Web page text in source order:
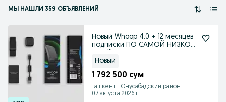
МЫ НАШЛИ 359 ОБЪЯВЛЕНИЙ
Новый Whoop 4.0 + 12 месяцев
подписки ПО САМОЙ НИЗКОЙ
Новый
1 792 500 сум
Ташкент, Юнусабадский район
07 августа 2026 г.